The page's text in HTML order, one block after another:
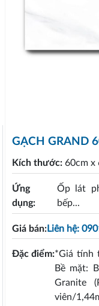
GẠCH GRAND
Kích thước: 60cm x
Ứng
dụng:
Ốp lát
bếp...
Giá bán:Liên hệ:
Đặc điểm:*Giá tính
Bề mặt:
Granite
viên/